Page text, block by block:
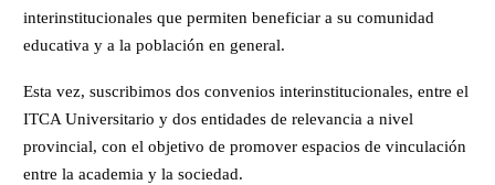
interinstitucionales que permiten beneficiar a su comunidad
educativa y a la población en general.
Esta vez, suscribimos dos convenios interinstitucionales, entre el
ITCA Universitario y dos entidades de relevancia a nivel
provincial, con el objetivo de promover espacios de vinculación
entre la academia y la sociedad.